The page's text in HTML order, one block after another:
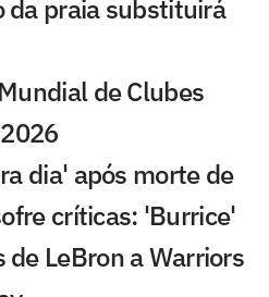
da praia substituirá
de Clubes
dia' após morte de
críticas: 'Burrice'
de LeBron a Warriors